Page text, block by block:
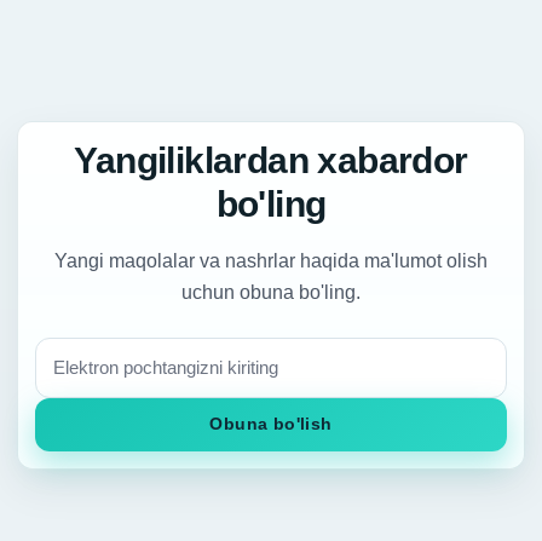
Yangiliklardan xabardor
bo'ling
Yangi maqolalar va nashrlar haqida ma'lumot olish
uchun obuna bo'ling.
Obuna bo'lish